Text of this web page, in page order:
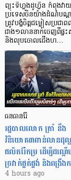
ព្យុះទីហ្វុងដូហ្វីន កំពុងវា
ប្រទេសចិនយ៉ាងដំណំបណ្តា
ត្រូវបង្ខំចិត្តជម្លៀសប្រជាព
ជាង១លាននាក់ចេញពីផ្ទ
និងលុបចោលជើងហ…
ធនធានរ៉ែ
​រដ្ឋបាលលោក ត្រាំ នឹង​
វិនិយោគ៣ពាន់លានដុល្ល
ផលិតរ៉ែកម្រ ដើម្បីដណ្ត
ច្រវាក់ផ្គត់ផ្គង់ និងពង្រឹ
4 hours ago